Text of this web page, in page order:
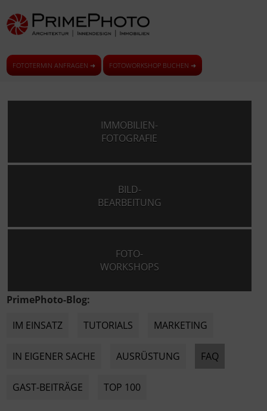
FOTOTERMIN ANFRAGEN ➜ FOTOWORKSHOP BUCHEN ➜
IMMOBILIEN-
FOTOGRAFIE
BILD-
BEARBEITUNG
FOTO-
WORKSHOPS
PrimePhoto-Blog:
IM EINSATZ
TUTORIALS MARKETING
IN EIGENER SACHE AUSRÜSTUNG FAQ
GAST-BEITRÄGE TOP 100